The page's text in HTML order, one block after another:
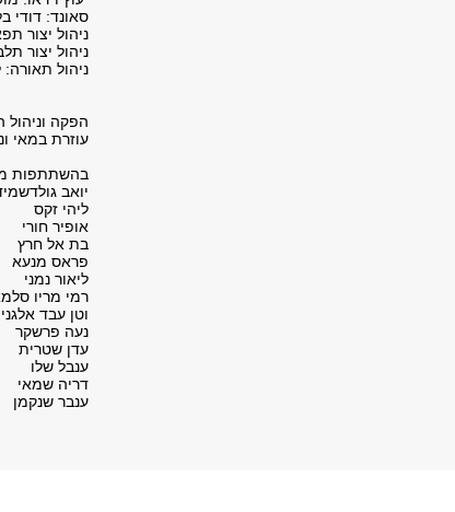
סאונד: דודי
ניהול יצור
ניהול יצור
ניהול תאורה:
הפקה וניהול
עוזרת במאי
בהשתתפות
יואב
ליהי זקס
אופיר חורי
בת אל חרץ
פראס מנעא
ליאור נמני
רמי מריו
וטן עבד אלגני
נעה פרשקר
עדן שטרית
ענבל שלו
דריה שמאי
ענבר שנקמן